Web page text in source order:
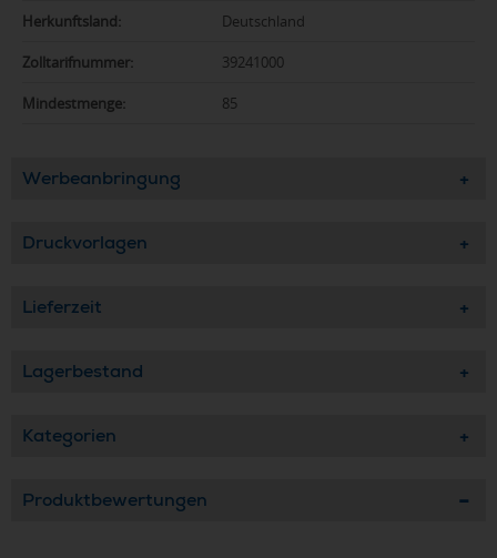
Herkunftsland: Deutschland
Zolltarifnummer: 39241000
Mindestmenge: 85
Werbeanbringung
Druckvorlagen
Lieferzeit
Lagerbestand
Kategorien
Produktbewertungen